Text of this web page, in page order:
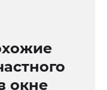
окне